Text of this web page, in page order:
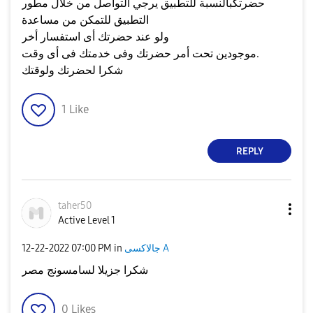
حضرتكبالنسبة للتطبيق يرجي التواصل من خلال مطور
ولو عند حضرتك أى استفسار أخر
موجودين تحت أمر حضرتك وفى خدمتك فى أى وقت.
شكرا لحضرتك ولوقتك
1 Like
REPLY
taher50
Active Level 1
‎12-22-2022 07:00 PM in جالاكسى A
شكرا جزيلا لسامسونج مصر
0 Likes